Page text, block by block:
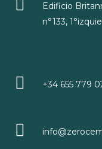
Edificio
n°133,
+34 655 779